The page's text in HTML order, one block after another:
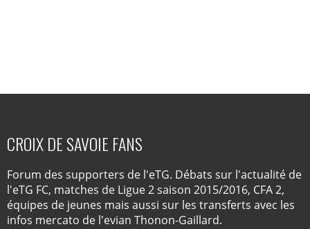
CROIX DE SAVOIE FANS
Forum des supporters de l'eTG. Débats sur l'actualité de
l'eTG FC, matches de Ligue 2 saison 2015/2016, CFA 2,
équipes de jeunes mais aussi sur les transferts avec les
infos mercato de l'evian Thonon-Gaillard.